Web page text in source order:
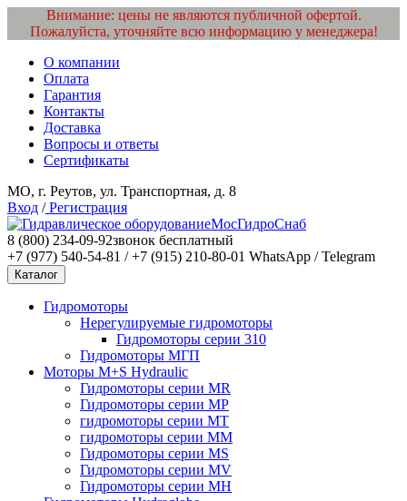
Внимание: цены не являются публичной офертой.
Пожалуйста, уточняйте всю информацию у менеджера!
О компании
Оплата
Гарантия
Контакты
Доставка
Вопросы и ответы
Сертификаты
МО, г. Реутов, ул. Транспортная, д. 8
Вход /Регистрация
МосГидроСнаб
8 (800) 234-09-92звонок бесплатный
+7 (977) 540-54-81 / +7 (915) 210-80-01 WhatsApp / Telegram
Каталог
Гидромоторы
Нерегулируемые гидромоторы
Гидромоторы серии 310
Гидромоторы МГП
Моторы M+S Hydraulic
Гидромоторы серии MR
Гидромоторы серии MP
гидромоторы серии MT
гидромоторы серии MM
Гидромоторы серии MS
Гидромоторы серии MV
Гидромоторы серии MH